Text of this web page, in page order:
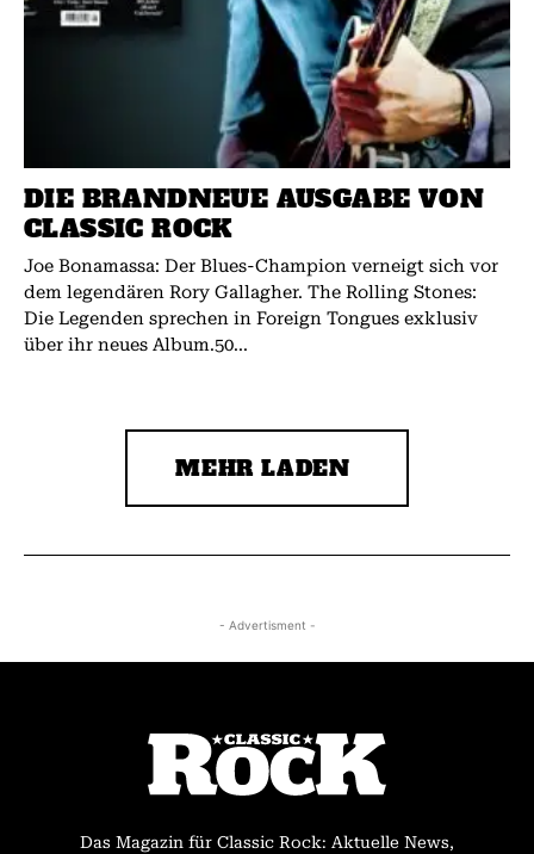
DIE BRANDNEUE AUSGABE VON
CLASSIC ROCK
Joe Bonamassa: Der Blues-Champion verneigt sich vor
dem legendären Rory Gallagher. The Rolling Stones:
Die Legenden sprechen in Foreign Tongues exklusiv
über ihr neues Album.50...
MEHR LADEN
- Advertisment -
Das Magazin für Classic Rock: Aktuelle News,